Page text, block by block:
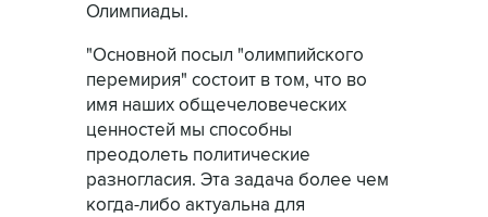
Олимпиады.
"Основной посыл "олимпийского
перемирия" состоит в том, что во
имя наших общечеловеческих
ценностей мы способны
преодолеть политические
разногласия. Эта задача более чем
когда-либо актуальна для